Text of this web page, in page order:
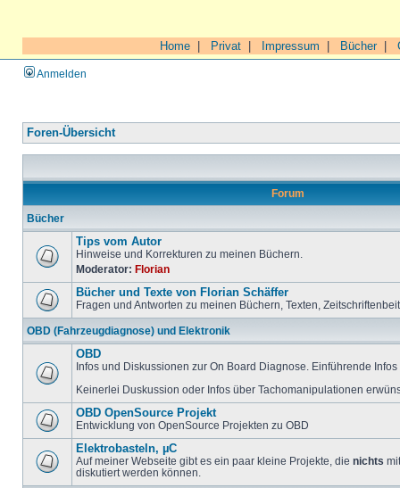
Home Privat Impressum Bücher|
Anmelden
Foren-Übersicht
Forum
Bücher
Tips vom Autor
Hinweise und Korrekturen zu meinen Büchern.
Moderator: Florian
Bücher und Texte von Florian Schäffer
Fragen und Antworten zu meinen Büchern, Texten,
OBD (Fahrzeugdiagnose) und Elektronik
OBD
Infos und Diskussionen zur On Board Diagnose. Einführende
Keinerlei Duskussion oder Infos über Tachomanipulationen
OBD OpenSource Projekt
Entwicklung von OpenSource Projekten zu OBD
Elektrobasteln, µC
Auf meiner Webseite gibt es ein paar kleine Projekte, die nichts
diskutiert werden können.